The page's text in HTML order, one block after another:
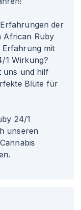
der
African Ruby
mit
1 Wirkung?
uns und hilf
Blüte für
24/1
unseren